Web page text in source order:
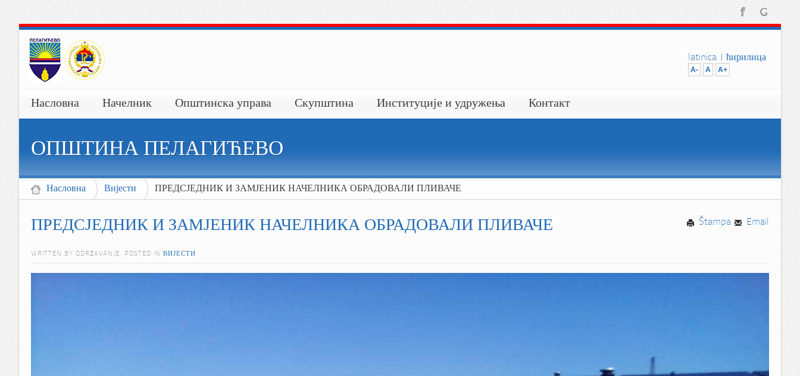
latinica ћирилица
A- A A+
Насловна Начелник Општинска управа Скупштина Институције и удружења Контакт
ОПШТИНА ПЕЛАГИЋЕВО
Насловна Вијести ПРЕДСЈЕДНИК И ЗАМЈЕНИК НАЧЕЛНИКА ОБРАДОВАЛИ ПЛИВАЧЕ
Email
Štampa
ПРЕДСЈЕДНИК И ЗАМЈЕНИК НАЧЕЛНИКА ОБРАДОВАЛИ ПЛИВАЧЕ
WRITTEN BY ODRZAVANJE. POSTED IN ВИЈЕСТИ